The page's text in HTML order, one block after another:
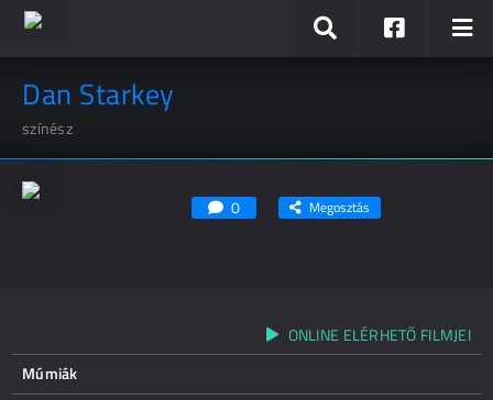
Dan Starkey
színész
0 Megosztás
ONLINE ELÉRHETŐ FILMJEI
Múmiák